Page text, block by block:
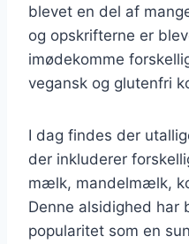
blevet en del af
og opskrifterne er
imødekomme
vegansk og glutenfri
I dag findes der
der inkluderer
mælk, mandelmælk,
Denne alsidighed har
popularitet som en